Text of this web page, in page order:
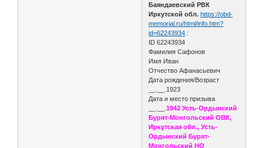
Баяндаевский РВК
Иркутской обл. https://obd-
memorial.ru/html/info.htm?
id=62243934 :
ID 62243934
Фамилия Сафонов
Имя Иван
Отчество Афанасьевич
Дата рождения/Возраст
__.__.1923
Дата и место призыва
__.__.1942 Усть-Ордынский
Бурят-Монгольский ОВК,
Иркутская обл., Усть-
Ордынский Бурят-
Монгольский НО